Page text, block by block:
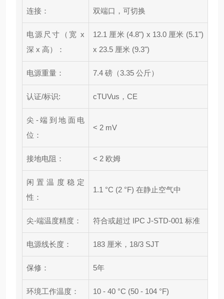
连接： 双端口，可切换
电源尺寸（宽 x
深 x 高）：
12.1 厘米 (4.8") x 13.0 厘米 (5.1")
x 23.5 厘米 (9.3")
电源重量： 7.4 磅（3.35 公斤）
认证/标识: cTUVus，CE
尖-端到地面电
位：
< 2 mV
接地电阻： < 2 欧姆
闲置温度稳定
性：
1.1 °C (2 °F) 在静止空气中
尖-端温度精度： 符合或超过 IPC J-STD-001 标准
电源线长度： 183 厘米，18/3 SJT
保修： 5年
环境工作温度： 10 - 40 °C (50 - 104 °F)